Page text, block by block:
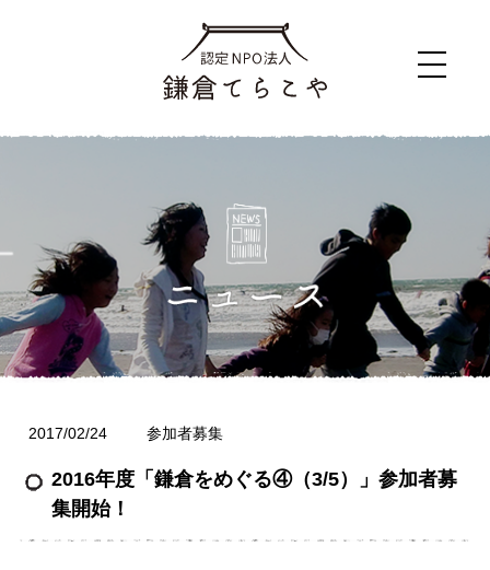
2017/02/24 参加者募集
2016年度「鎌倉をめぐる④（3/5）」参加者募
集開始！